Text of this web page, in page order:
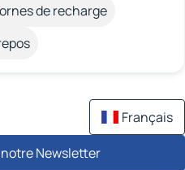
de recharge
Français
Newsletter